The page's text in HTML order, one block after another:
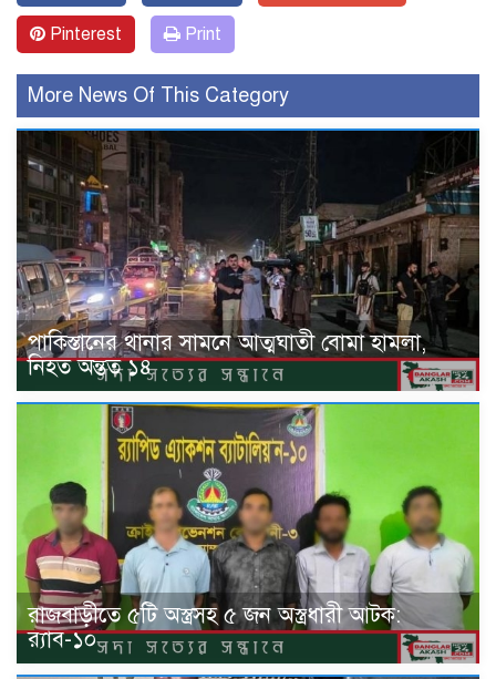
Pinterest Print
More News Of This Category
পাকিস্তানের থানার সামনে আত্মঘাতী বোমা হামলা,
নিহত অন্তত ১৪
রাজবাড়ীতে ৫টি অস্ত্রসহ ৫ জন অস্ত্রধারী আটক:
র‍্যাব-১০